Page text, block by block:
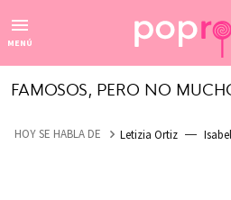
MENÚ
FAMOSOS, PERO NO
HOY SE HABLA DE Letizia Ortiz